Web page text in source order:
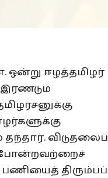
ஒன்று ஈழத்தமிழர்
இரண்டும்
விடுதலைப்
போன்றவற்றைச்
பணியைத் திரும்பப்